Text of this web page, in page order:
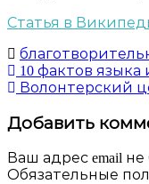
Статья в
Навигация
по
записям
10 фактов языка
Волонтерский
Добавить
Ваш адрес email
Обязательные